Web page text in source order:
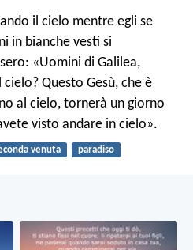
il cielo mentre egli se
in bianche vesti si
«Uomini di Galilea,
Questo Gesù, che è
al cielo, tornerà un giorno
visto andare in cielo».
venuta paradiso